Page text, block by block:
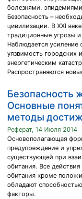
болезнями,
Безопасность –
цивилизации. В XXI
традиционные угрозы
Наблюдается усиление
уязвимость городских
энергетическим
Распространяются
Безопасность
Основные
методы
Реферат, 14 Июля 2014
Основополагающая
предупреждение и
существующей при
обитания. Все
обитания кроме
обладают
факторы.